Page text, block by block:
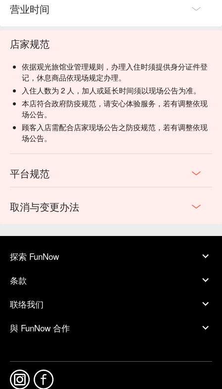
营业时间
店家规范
依据观光旅馆业管理规则，办理入住时须提供身分证件登
记，休息商品依现场规定办理。
入住人数为 2 人，加人或延长时间须以现场公告为准。
本店符合政府防疫规范，请安心体验服务，若有调整依现
场公告。
顾客入店需配合店家现场公告之防疫规范，若有调整依现
场公告。
平台规范
取消与变更办法
探索 FunNow
条款
联络我们
與 FunNow 合作